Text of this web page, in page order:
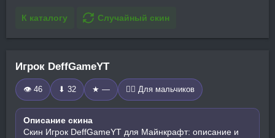
К каталогу Случайный скин
Игрок DeffGameYT
👁 46 ⬇ 32 ★ — 🧍‍♂️ Для мальчиков
Описание скина
Скин Игрок DeffGameYT для Майнкрафт: описание и